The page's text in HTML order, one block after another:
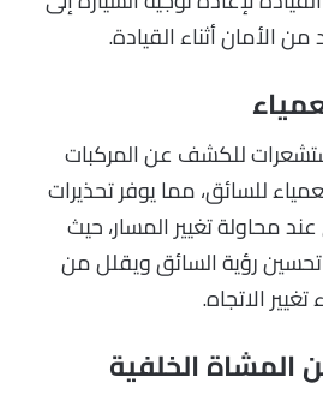
الأمان أثناء القيادة.
للكشف عن المركبات
للسائق، مما يوفر تحذيرات
محاولة تغيير المسار، حيث
رؤية السائق ويقلل من
الاتجاه.
الخلفية